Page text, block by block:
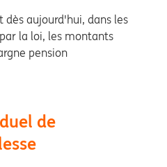
dès aujourd'hui, dans les
la loi, les montants
pension
de